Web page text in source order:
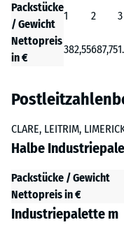
Packstücke
/ Gewicht
1 2 3
Nettopreis
in €
382,55687,75
CLARE, LEITRIM,
Halbe
Packstücke / Gewicht
Nettopreis in €
Industriepalette m